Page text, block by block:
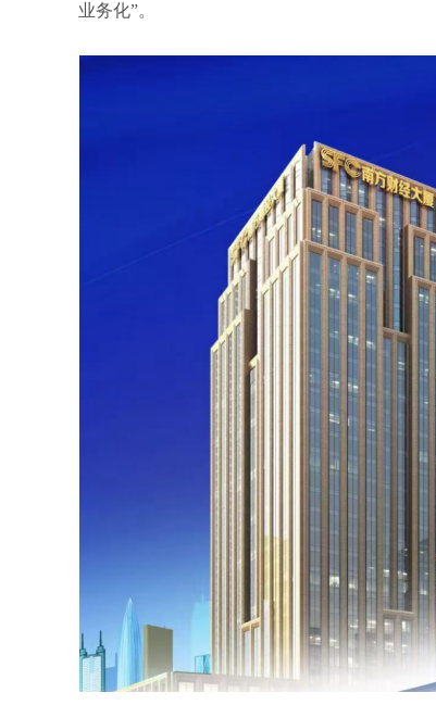
业务化”。